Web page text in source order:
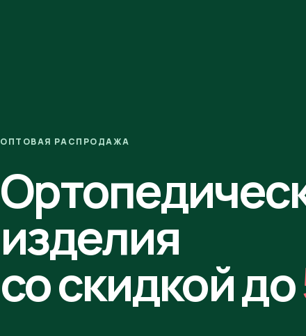
ОПТОВАЯ РАСПРОДАЖА
изделия
со скидкой до